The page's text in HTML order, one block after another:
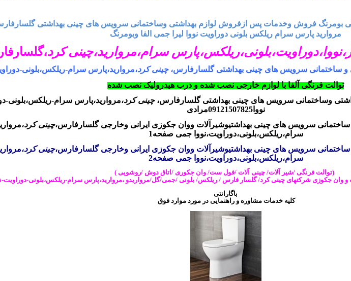
فروش وخدمات پس ازفروش لوازم بهداشتی وساختمانی سرویس های چینی بهداشتی
مروارید پارس سرام ریلکس بلونی دوراویت نووا لیرا جمی الفا وبومرنگ
،نووا،دوراویت،بلونی،ریلکس،پارس سرام،مروارید،چینی کرد،
و ساختمانی سرویس های چینی بهداشتی گلسارفارس، چینی کرد،مروارید،پارس سرام-ریلکس،بلونی-
توالت فرنگی آلفا با لوازم خارجی نصب شده و درب هیدرولیک نصب شده
وساختمانی سرویس های چینی بهداشتی گلسارفارس، چینی کرد،مروارید،پارس سرام-ریلکس،بلونی-
نووا09121507825مرادی
ساختمانی سرویس های چینی بهداشتیوشیرآلات ووان جکوزی ایرانی وخارجیگلسارفارس،چینی کرد
سرام،ریلکس،بلونی،دوراویت،نووا جمی صفحه1
ساختمانی سرویس های چینی بهداشتیوشیرآلات ووان جکوزی ایرانی وخارجیگلسارفارس،چینی کرد
سرام،ریلکس،بلونی،دوراویت،نووا جمی صفحه2
(توالت فرنگی /شیر آلات/ چینی آلات /فول ست/ وان جکوری /اتاق دوش /روشویی )
وان جکوزی شرکتهای چینی کرد/ گلسار فارس / ریلکس/ بلونی /جمی/گل/مرواریدو ،مروارید،پارس سرام-ریلکس،بلونی-دوراویت-
باگارانتی
کلیه خدمات مشاوره و راهنمایی در مورد موارد فوق